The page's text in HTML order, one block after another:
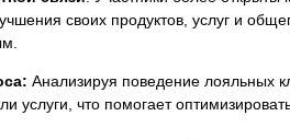
своих продуктов, услуг и
Анализируя поведение лояльных
услуги, что помогает